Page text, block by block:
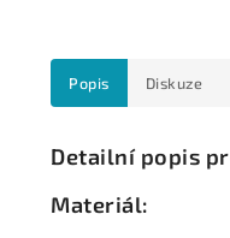
Popis Diskuze
Detailní popis
Materiál: